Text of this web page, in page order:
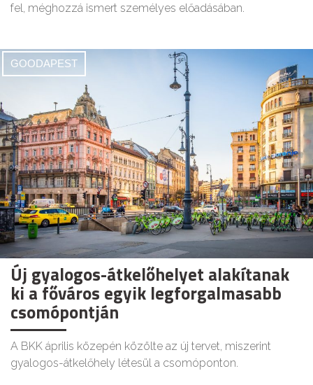
fel, méghozzá ismert személyes előadásában.
GOODAPEST
Új gyalogos-átkelőhelyet alakítanak
ki a főváros egyik legforgalmasabb
csomópontján
A BKK április közepén közölte az új tervet, miszerint
gyalogos-átkelőhely létesül a csomóponton.